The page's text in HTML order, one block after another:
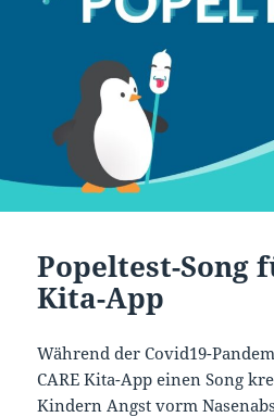
Popeltest-Song
Kita-App
Während der Covid19-
CARE Kita-App einen Song
Kindern Angst vorm